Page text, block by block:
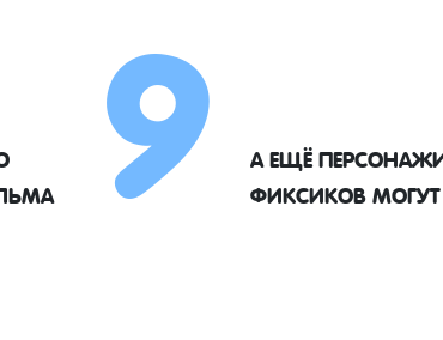
9А ЕЩЁ
ФИКСИКОВ МОГУТ